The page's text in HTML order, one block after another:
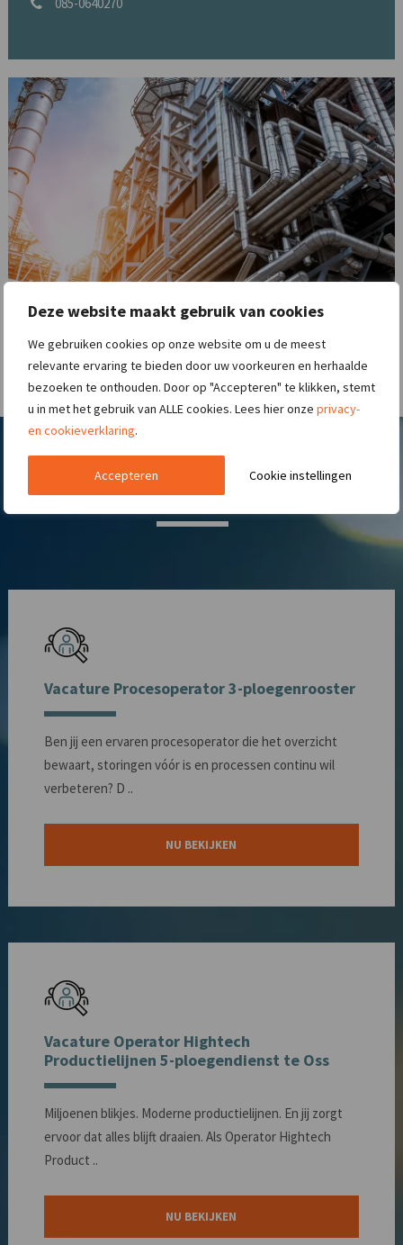
Deze website maakt gebruik van cookies
We gebruiken cookies op onze website om u de meest
relevante ervaring te bieden door uw voorkeuren en herhaalde
bezoeken te onthouden. Door op "Accepteren" te klikken, stemt
u in met het gebruik van ALLE cookies. Lees hier onze privacy-
en cookieverklaring.
Cookie instellingen
Accepteren
Nieuwste technische vacatures
Vacature Procesoperator 3-ploegenrooster
Ben jij een ervaren procesoperator die het overzicht
bewaart, storingen vóór is en processen continu wil
verbeteren? D ..
NU BEKIJKEN
Vacature Operator Hightech
Productielijnen 5-ploegendienst te Oss
Miljoenen blikjes. Moderne productielijnen. En jij zorgt
ervoor dat alles blijft draaien. Als Operator Hightech
Product ..
NU BEKIJKEN